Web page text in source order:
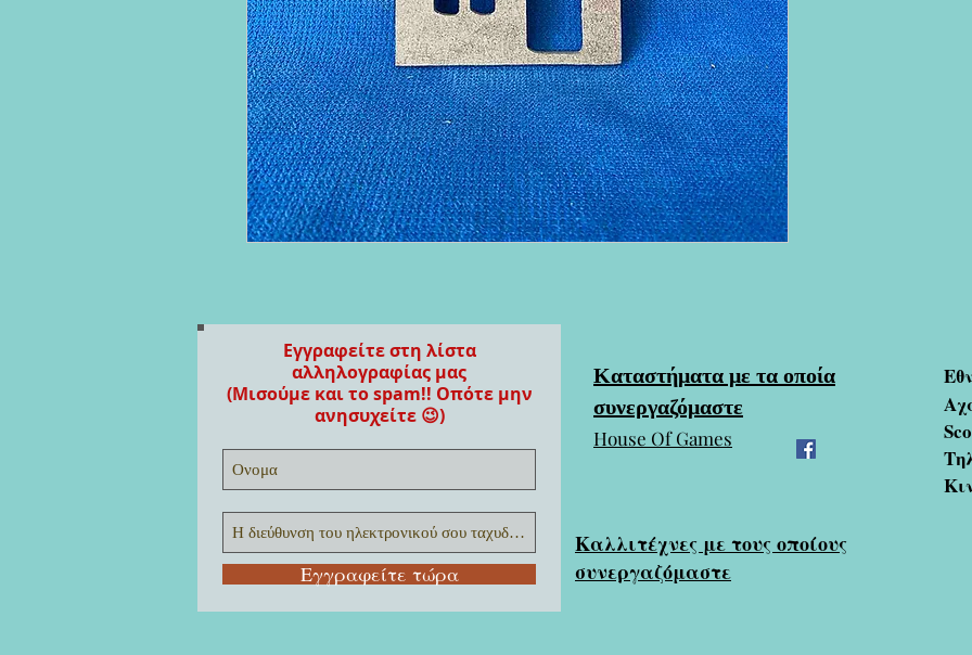
Εγγραφείτε στη λίστα
αλληλογραφίας μας
(Μισούμε και το spam!! Οπότε μην
ανησυχείτε 😉)
Εγγραφείτε τώρα
Καταστήματα με τα οποία
συνεργαζόμαστε
House Of Games
Καλλιτέχνες με τους οποίους
συνεργαζόμαστε